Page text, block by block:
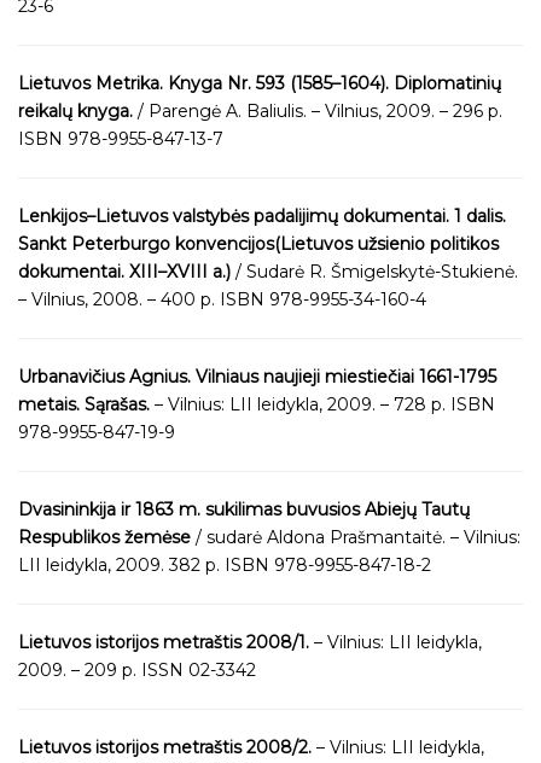
23-6
Lietuvos Metrika. Knyga Nr. 593 (1585–1604). Diplomatinių
reikalų knyga. / Parengė A. Baliulis. – Vilnius, 2009. – 296 p.
ISBN 978-9955-847-13-7
Lenkijos–Lietuvos valstybės padalijimų dokumentai. 1 dalis.
Sankt Peterburgo konvencijos(Lietuvos užsienio politikos
dokumentai. XIII–XVIII a.) / Sudarė R. Šmigelskytė-Stukienė.
– Vilnius, 2008. – 400 p. ISBN 978-9955-34-160-4
Urbanavičius Agnius. Vilniaus naujieji miestiečiai 1661-1795
metais. Sąrašas. – Vilnius: LII leidykla, 2009. – 728 p. ISBN
978-9955-847-19-9
Dvasininkija ir 1863 m. sukilimas buvusios Abiejų Tautų
Respublikos žemėse / sudarė Aldona Prašmantaitė. – Vilnius:
LII leidykla, 2009. 382 p. ISBN 978-9955-847-18-2
Lietuvos istorijos metraštis 2008/1. – Vilnius: LII leidykla,
2009. – 209 p. ISSN 02-3342
Lietuvos istorijos metraštis 2008/2. – Vilnius: LII leidykla,